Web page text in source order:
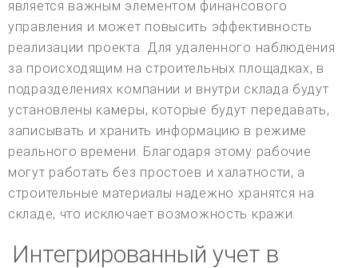
является важным элементом финансового
управления и может повысить эффективность
реализации проекта. Для удаленного наблюдения
за происходящим на строительных площадках, в
подразделениях компании и внутри склада будут
установлены камеры, которые будут передавать,
записывать и хранить информацию в режиме
реального времени. Благодаря этому рабочие
могут работать без простоев и халатности, а
строительные материалы надежно хранятся на
складе, что исключает возможность кражи.
Интегрированный учет в